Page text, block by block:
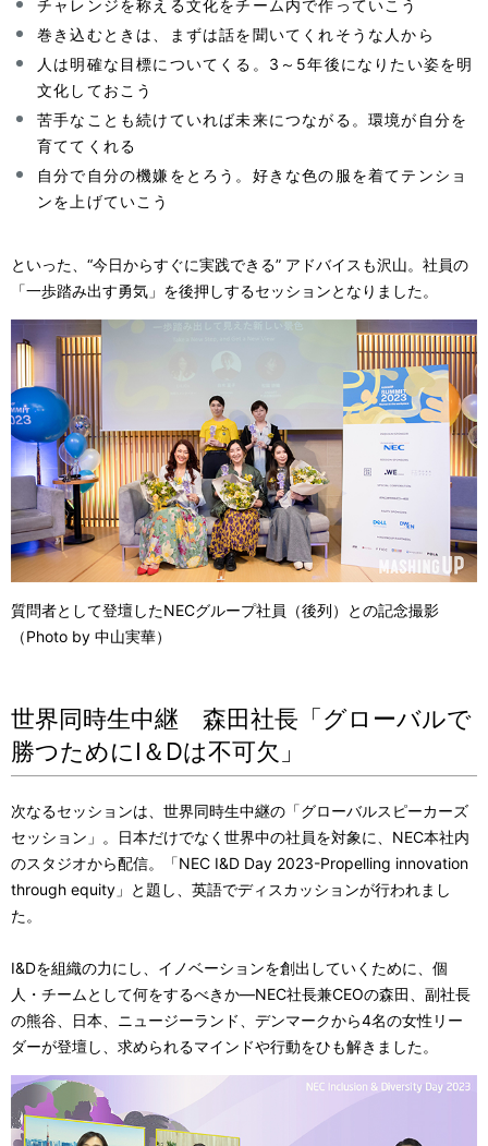
チャレンジを称える文化をチーム内で作っていこう
巻き込むときは、まずは話を聞いてくれそうな人から
人は明確な目標についてくる。3～5年後になりたい姿を明
文化しておこう
苦手なことも続けていれば未来につながる。環境が自分を
育ててくれる
自分で自分の機嫌をとろう。好きな色の服を着てテンショ
ンを上げていこう
といった、“今日からすぐに実践できる” アドバイスも沢山。社員の
「一歩踏み出す勇気」を後押しするセッションとなりました。
質問者として登壇したNECグループ社員（後列）との記念撮影
（Photo by 中山実華）
世界同時生中継 森田社長「グローバルで
勝つためにI＆Dは不可欠」
次なるセッションは、世界同時生中継の「グローバルスピーカーズ
セッション」。日本だけでなく世界中の社員を対象に、NEC本社内
のスタジオから配信。「NEC I&D Day 2023-Propelling innovation
through equity」と題し、英語でディスカッションが行われまし
た。
I&Dを組織の力にし、イノベーションを創出していくために、個
人・チームとして何をするべきか―NEC社長兼CEOの森田、副社長
の熊谷、日本、ニュージーランド、デンマークから4名の女性リー
ダーが登壇し、求められるマインドや行動をひも解きました。